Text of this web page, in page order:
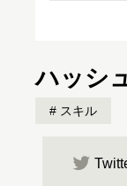
ハッシ
スキル